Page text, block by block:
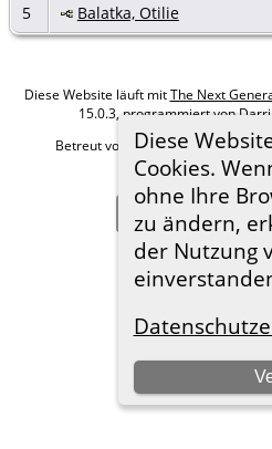
Diese
Cookies.
ohne Ihre
zu ändern,
der Nutzung
5
Balatka, Otilie
Diese Website läuft mitThe Next
15.0.3, programmiert von
Betreut von
Roland zu Dortmund
Hier geht es zum
Zur Desktop-